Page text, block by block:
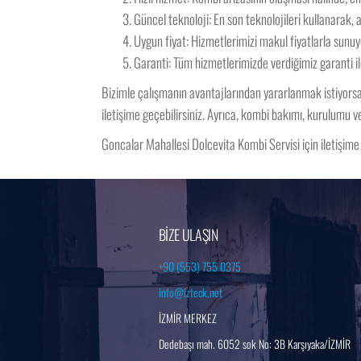
Güncel teknoloji: En son teknolojileri kullanarak,
Uygun fiyat: Hizmetlerimizi makul fiyatlarla
Garanti: Tüm hizmetlerimizde verdiğimiz
Bizimle çalışmanın avantajlarından yararlanmak
iletişime geçebilirsiniz. Ayrıca, kombi bakımı, kurulumu
Goncalar Mahallesi Dolcevita Kombi Servisi için
BİZE ULAŞIN
+90 (553) 755 0375
info@izteck.net
İZMİR MERKEZ
Dedebaşı mah. 6052 sok No: 3B Karşıyaka/İZMİR